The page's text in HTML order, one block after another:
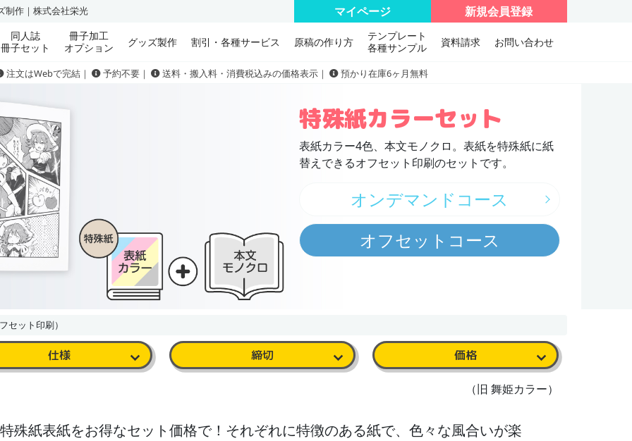
制作｜株式会社栄光 マイページ 新規会員登録
同人誌
冊子セット
冊子加工
オプション
グッズ製作 割引・各種サービス 原稿の作り方
テンプレート
各種サンプル
資料請求 お問い合わせ
注文はWebで完結｜ 予約不要｜ 送料・搬入料・消費税込みの価格表示｜ 預かり在庫6ヶ月無料
特殊紙カラーセット
表紙カラー4色、本文モノクロ。表紙を特殊紙に紙
替えできるオフセット印刷のセットです。
オンデマンドコース
オフセットコース
セット印刷）
仕様 締切 価格
（旧 舞姫カラー）
特殊紙表紙をお得なセット価格で！それぞれに特徴のある紙で、色々な風合いが楽